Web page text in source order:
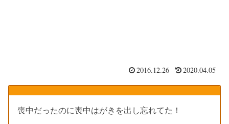
2016.12.26 2020.04.05
喪中だったのに喪中はがきを出し忘れてた！